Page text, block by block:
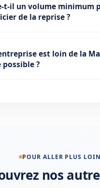
t-il un volume minimum
de la reprise ?
est loin de la
possible ?
POUR ALLER PLUS LOIN
nos